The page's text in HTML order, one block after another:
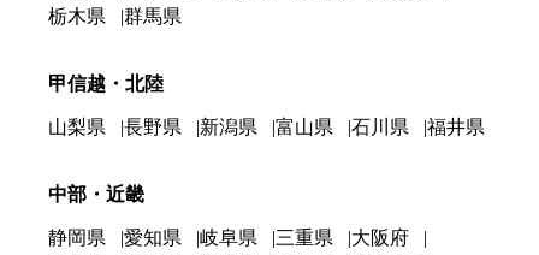
栃木県
群馬県
甲信越・北陸
山梨県 長野県 新潟県 富山県 石川県 福井県
中部・近畿
静岡県 愛知県 岐阜県 三重県
大阪府